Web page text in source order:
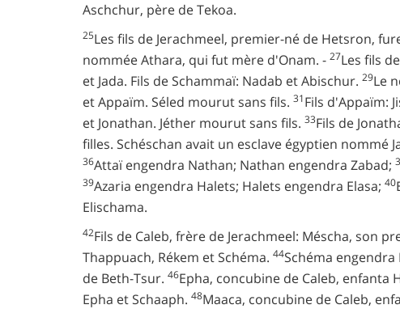
Aschchur, père de Tekoa.
25Les fils de Jerachmeel, premier-né de Hetsron,
nommée Athara, qui fut mère d'Onam. - 27Les fils
et Jada. Fils de Schammaï: Nadab et Abischur. 29Le
et Appaïm. Séled mourut sans fils. 31Fils d'Appaïm:
et Jonathan. Jéther mourut sans fils. 33Fils de
filles. Schéschan avait un esclave égyptien nommé
36Attaï engendra Nathan; Nathan engendra Zabad;
39Azaria engendra Halets; Halets engendra Elasa; 40
Elischama.
42Fils de Caleb, frère de Jerachmeel: Méscha, son
Thappuach, Rékem et Schéma. 44Schéma engendra
de Beth-Tsur. 46Epha, concubine de Caleb, enfanta
Epha et Schaaph. 48Maaca, concubine de Caleb,